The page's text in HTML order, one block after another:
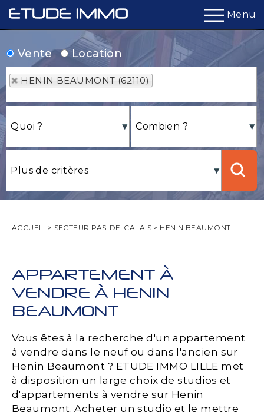
Menu
Vente Location
HENIN BEAUMONT (62110)
ACCUEIL > SECTEUR PAS-DE-CALAIS> HENIN BEAUMONT
APPARTEMENT À
VENDRE À HENIN
BEAUMONT
Vous êtes à la recherche d'un appartement
à vendre dans le neuf ou dans l'ancien sur
Henin Beaumont ? ETUDE IMMO LILLE met
à disposition un large choix de studios et
d'appartements à vendre sur Henin
Beaumont. Acheter un studio et le mettre